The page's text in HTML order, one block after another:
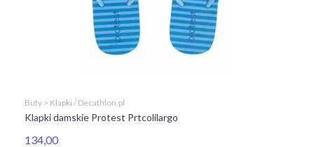
Buty > Klapki / Decathlon.pl
Klapki damskie Protest Prtcolilargo
134,00